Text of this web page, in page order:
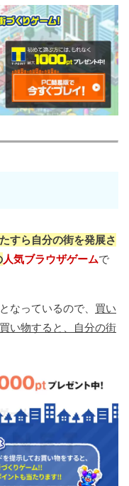
すら自分の街を発展さ
人気ブラウザゲームで
なっているので、 買い
い物すると、自分の街